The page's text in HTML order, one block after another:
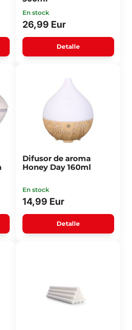
En stock
26,99 Eur
Detalle
Difusor de aroma
Honey Day 160ml
En stock
14,99 Eur
Detalle